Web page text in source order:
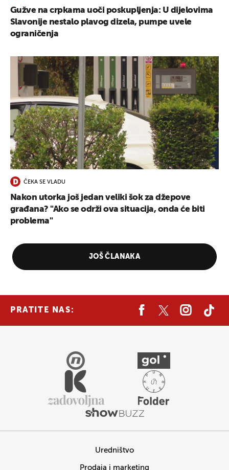
Gužve na crpkama uoči poskupljenja: U dijelovima
Slavonije nestalo plavog dizela, pumpe uvele
ograničenja
ČEKA SE VLADU
Nakon utorka još jedan veliki šok za džepove
građana? "Ako se održi ova situacija, onda će biti
problema"
JOŠ ČLANAKA
PRATITE NAS:
Uredništvo
Prodaja i marketing